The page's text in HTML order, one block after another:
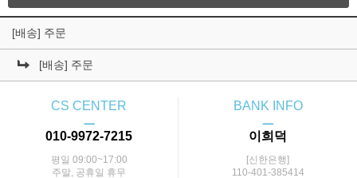
[배송] 주문
[배송] 주문
CS CENTER
ㅡ
010-9972-7215
평일 09:00~17:00
주말, 공휴일 휴무
BANK INFO
ㅡ
이희덕
[신한은행]
110-401-385414